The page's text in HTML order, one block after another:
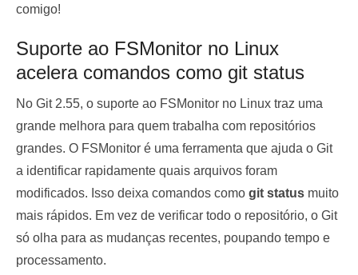
comigo!
Suporte ao FSMonitor no Linux
acelera comandos como git status
No Git 2.55, o suporte ao FSMonitor no Linux traz uma
grande melhora para quem trabalha com repositórios
grandes. O FSMonitor é uma ferramenta que ajuda o Git
a identificar rapidamente quais arquivos foram
modificados. Isso deixa comandos como git status muito
mais rápidos. Em vez de verificar todo o repositório, o Git
só olha para as mudanças recentes, poupando tempo e
processamento.